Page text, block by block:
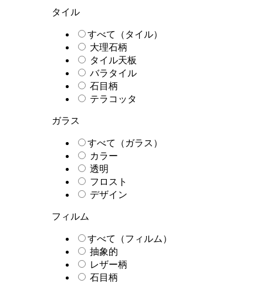
タイル
すべて（タイル）
大理石柄
タイル天板
バラタイル
石目柄
テラコッタ
ガラス
すべて（ガラス）
カラー
透明
フロスト
デザイン
フィルム
すべて（フィルム）
抽象的
レザー柄
石目柄